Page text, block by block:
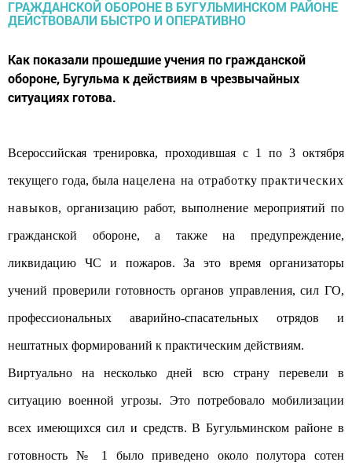
Как показали прошедшие учения по гражданской
обороне, Бугульма к действиям в чрезвычайных
ситуациях готова.
Всероссийская тренировка, проходившая с 1 по 3октября
текущего года, была нацелена на отработку практических
навыков, организацию работ, выполнение мероприятий по
гражданской обороне, а также на предупреждение,
ликвидацию ЧС и пожаров. За это время организаторы
учений проверили готовность органов управления, сил ГО,
профессиональных аварийно-спасательных отрядов и
нештатных формирований к практическим действиям.
Виртуально на несколько дней всю страну перевели в
ситуацию военной угрозы. Это потребовало мобилизации
всех имеющихся сил и средств. В Бугульминском районе в
готовность № 1 было приведено около полутора сотен